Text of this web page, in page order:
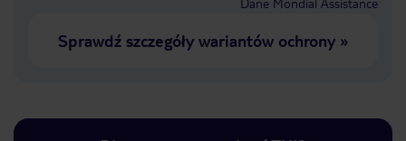
Sprawdź szczegóły wariantów ochrony»